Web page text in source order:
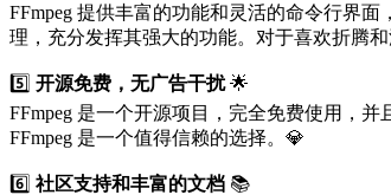
FFmpeg 提供丰富的功能和灵活的命令行界
理，充分发挥其强大的功能。对于喜欢折腾
5️⃣ 开源免费，无广告干扰🌟
FFmpeg 是一个开源项目，完全免费使用，
FFmpeg 是一个值得信赖的选择。💎
6️⃣ 社区支持和丰富的文档 📚